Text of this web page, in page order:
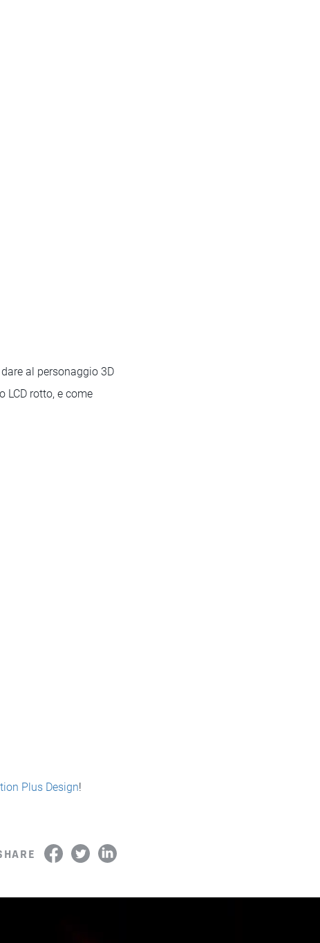
al personaggio 3D
LCD rotto, e come
Plus Design!